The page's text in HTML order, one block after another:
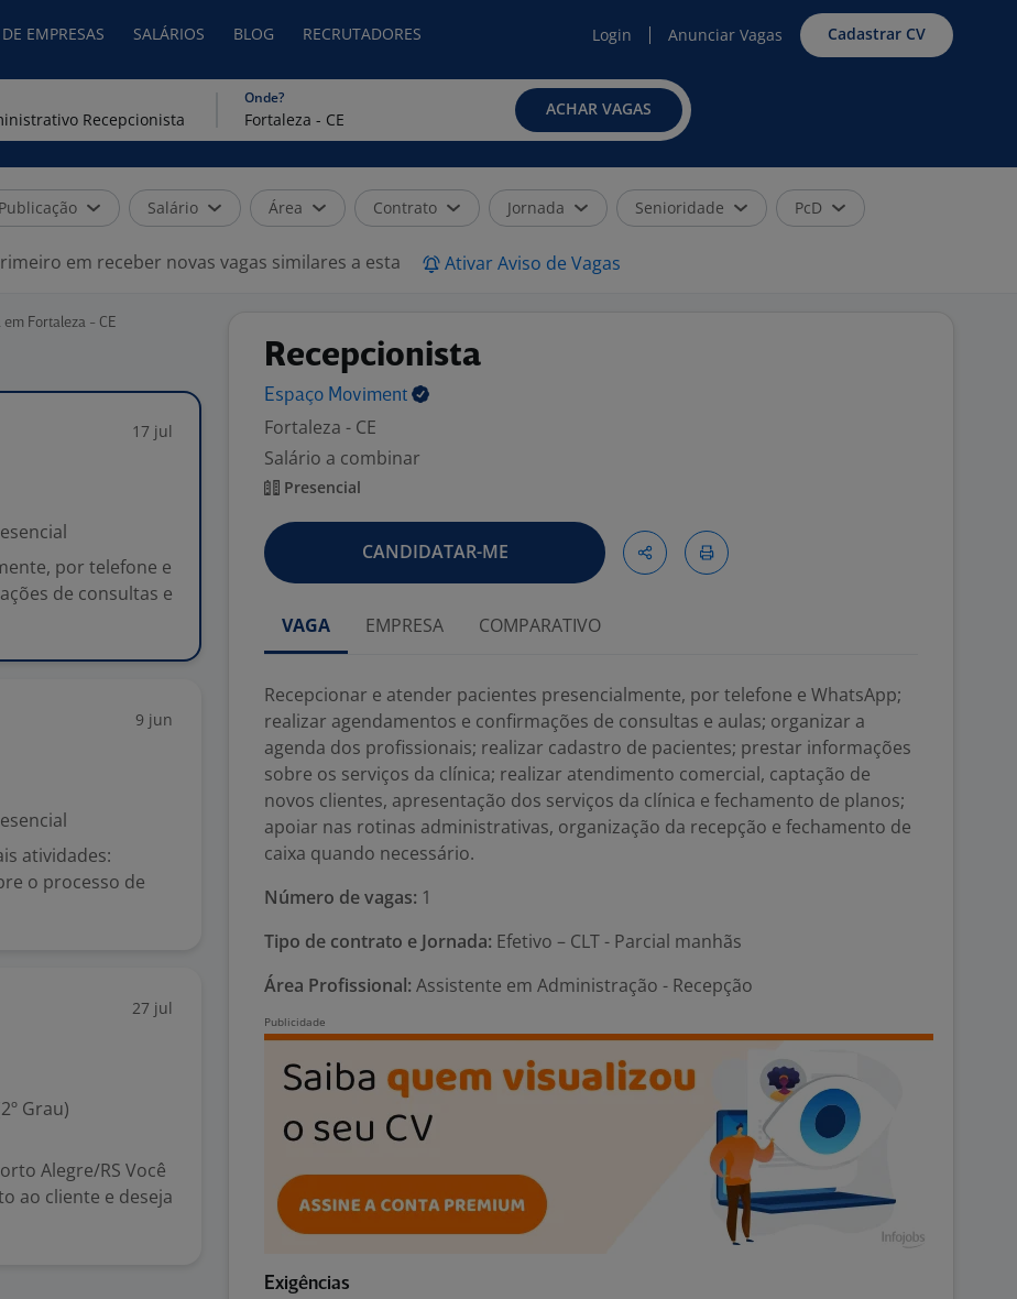
EMPRESAS SALÁRIOS BLOG RECRUTADORES Login Anunciar Vagas Cadastrar CV
Onde?
ACHAR VAGAS
Publicação Salário Área Contrato Jornada Senioridade PcD
em receber novas vagas similares a esta Ativar Aviso de Vagas
Fortaleza - CE
17 jul
por telefone e
de consultas e
9 jun
atividades:
o processo de
27 jul
Grau)
Alegre/RS Você
ao cliente e deseja
Recepcionista
Espaço Moviment
Fortaleza - CE
Salário a combinar
Presencial
CANDIDATAR-ME
VAGA EMPRESA COMPARATIVO
Recepcionar e atender pacientes presencialmente, por telefone e WhatsApp;
realizar agendamentos e confirmações de consultas e aulas; organizar a
agenda dos profissionais; realizar cadastro de pacientes; prestar informações
sobre os serviços da clínica; realizar atendimento comercial, captação de
novos clientes, apresentação dos serviços da clínica e fechamento de planos;
apoiar nas rotinas administrativas, organização da recepção e fechamento de
caixa quando necessário.
Número de vagas: 1
Tipo de contrato e Jornada: Efetivo – CLT - Parcial manhãs
Área Profissional: Assistente em Administração - Recepção
Exigências